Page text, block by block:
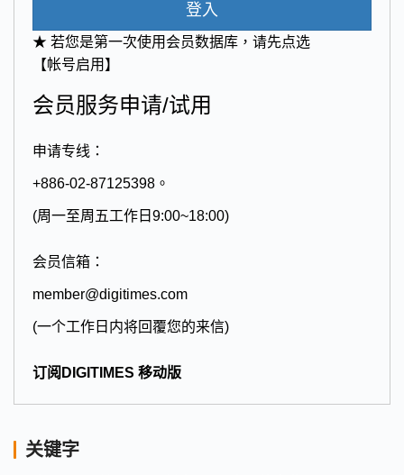
登入
★ 若您是第一次使用会员数据库，请先点选
【帐号启用】
会员服务申请/试用
申请专线：
+886-02-87125398。
(周一至周五工作日9:00~18:00)
会员信箱：
member@digitimes.com
(一个工作日内将回覆您的来信)
订阅DIGITIMES 移动版
关键字